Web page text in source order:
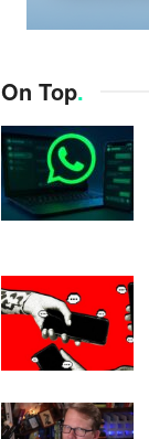
On Top.